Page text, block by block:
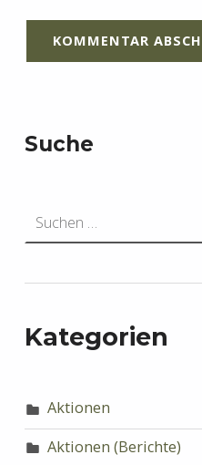
Suche
Kategorien
Aktionen
Aktionen (Berichte)